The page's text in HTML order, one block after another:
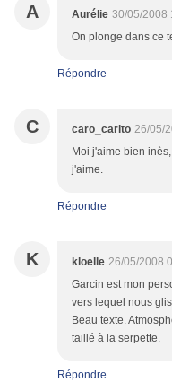
A Aurélie 30/05/2008
On plonge dans ce
Répondre
C caro_carito 26/05/
Moi j'aime bien
j'aime.
Répondre
K kloelle 26/05/2008
Garcin est mon
vers lequel nous
Beau texte.
taillé à la serpette.
Répondre